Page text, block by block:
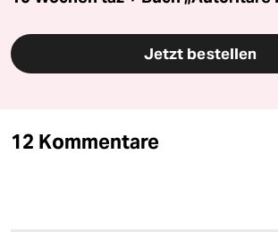
Jetzt bestellen
12 Kommentare